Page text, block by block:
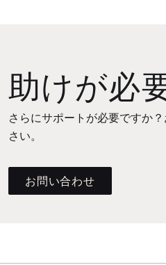
助けが必
さらにサポートが必要ですか
さい。
お問い合わせ